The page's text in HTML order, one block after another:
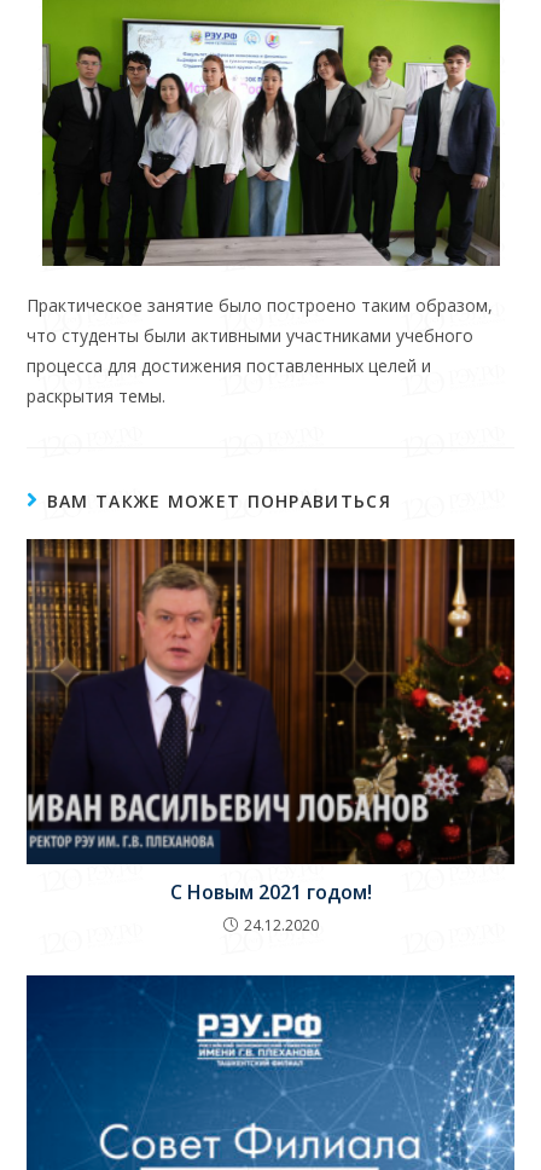
Практическое занятие было построено таким образом,
что студенты были активными участниками учебного
процесса для достижения поставленных целей и
раскрытия темы.
ВАМ ТАКЖЕ МОЖЕТ ПОНРАВИТЬСЯ
С Новым 2021 годом!
24.12.2020